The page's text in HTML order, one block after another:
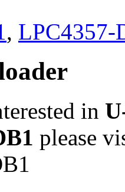
, LPC4357-
in
please